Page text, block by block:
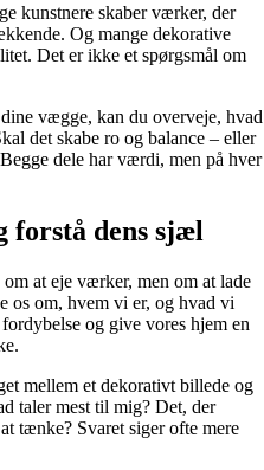
kunstnere skaber værker, der
Og mange dekorative
Det er ikke et spørgsmål om
vægge, kan du overveje, hvad
det skabe ro og balance – eller
dele har værdi, men på hver
forstå dens sjæl
at eje værker, men om at lade
os om, hvem vi er, og hvad vi
og give vores hjem en
mellem et dekorativt billede og
taler mest til mig? Det, der
tænke? Svaret siger ofte mere